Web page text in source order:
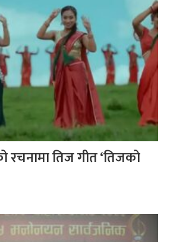
रचनामा तिज गीत ‘तिजको